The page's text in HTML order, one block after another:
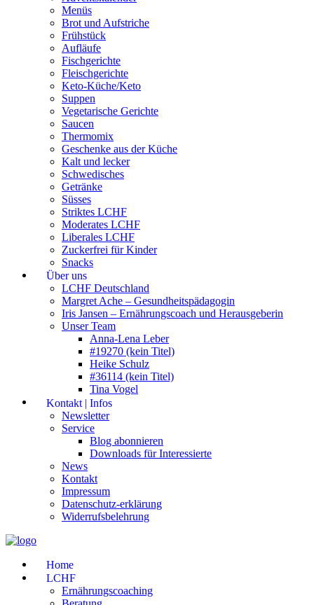
Menüs
Brot und Aufstriche
Frühstück
Aufläufe
Fischgerichte
Fleischgerichte
Keto-Küche/Keto
Suppen
Vegetarische Gerichte
Saucen
Thermomix
Geschenke aus der Küche
Kalt und lecker
Schwedisches
Getränke
Süsses
Striktes LCHF
Moderates LCHF
Liberales LCHF
Zuckerfrei für Kinder
Snacks
Über uns
LCHF Deutschland
Margret Ache – Gesundheitspädagogin
Iris Jansen – Ernährungscoach und Herausgeberin
Unser Team
Anna-Lena Leber
#19270 (kein Titel)
Heike Schulz
#36114 (kein Titel)
Tina Vogel
Kontakt | Infos
Newsletter
Service
Blog abonnieren
Downloads für Interessierte
News
Kontakt
Impressum
Datenschutz-erklärung
Widerrufsbelehrung
Home
LCHF
Ernährungscoaching